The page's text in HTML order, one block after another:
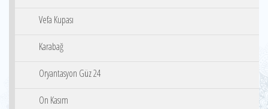
Vefa Kupası
Karabağ
Oryantasyon Güz 24
On Kasım